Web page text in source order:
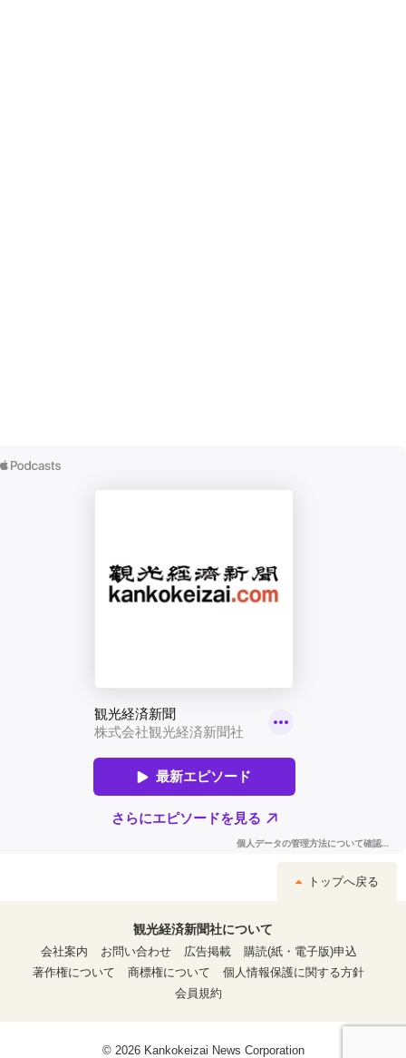
トップへ戻る
観光経済新聞社について
会社案内
お問い合わせ 広告掲載
購読(紙・電子版)申込
著作権について
商標権について
個人情報保護に関する方針
会員規約
© 2026 Kankokeizai News Corporation